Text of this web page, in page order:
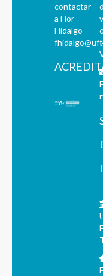
contactar
a Flor
Hidalgo